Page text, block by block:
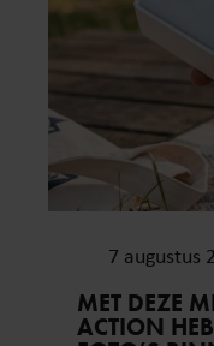
7 augustus
MET DEZE
ACTION